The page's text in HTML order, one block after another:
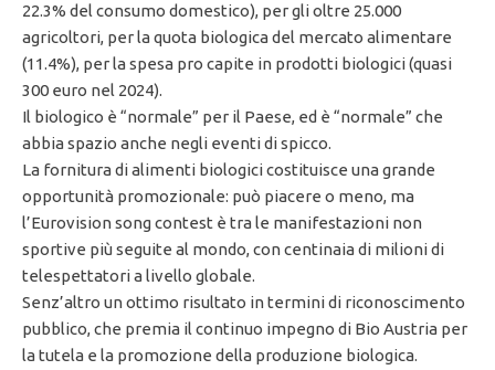
22.3% del consumo domestico), per gli oltre 25.000
agricoltori, per la quota biologica del mercato alimentare
(11.4%), per la spesa pro capite in prodotti biologici (quasi
300 euro nel 2024).
Il biologico è “normale” per il Paese, ed è “normale” che
abbia spazio anche negli eventi di spicco.
La fornitura di alimenti biologici costituisce una grande
opportunità promozionale: può piacere o meno, ma
l’Eurovision song contest è tra le manifestazioni non
sportive più seguite al mondo, con centinaia di milioni di
telespettatori a livello globale.
Senz’altro un ottimo risultato in termini di riconoscimento
pubblico, che premia il continuo impegno di Bio Austria per
la tutela e la promozione della produzione biologica.